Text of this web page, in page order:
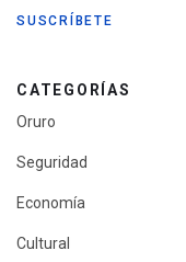
CATEGORÍAS
Oruro
Seguridad
Economía
Cultural